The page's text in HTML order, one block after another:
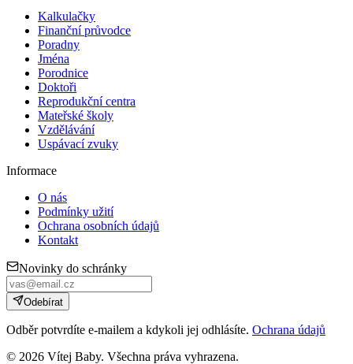
Kalkulačky
Finanční průvodce
Poradny
Jména
Porodnice
Doktoři
Reprodukční centra
Mateřské školy
Vzdělávání
Uspávací zvuky
Informace
O nás
Podmínky užití
Ochrana osobních údajů
Kontakt
Novinky do schránky
Odebírat
Odběr potvrdíte e-mailem a kdykoli jej odhlásíte. Ochrana údajů
© 2026 Vítej Baby. Všechna práva vyhrazena.